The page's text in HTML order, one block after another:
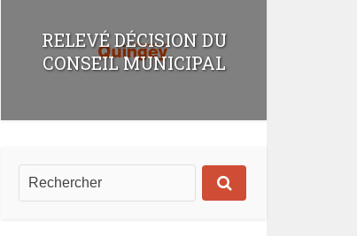
RELEVÉ DÉCISION DU
CONSEIL MUNICIPAL